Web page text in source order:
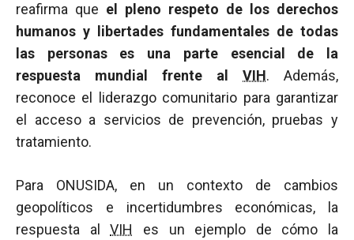
reafirma que el pleno respeto de los derechos
humanos y libertades fundamentales de todas
las personas es una parte esencial de la
respuesta mundial frente al VIH. Además,
reconoce el liderazgo comunitario para garantizar
el acceso a servicios de prevención, pruebas y
tratamiento.
Para ONUSIDA, en un contexto de cambios
geopolíticos e incertidumbres económicas, la
respuesta alVIH
es un ejemplo de cómo la